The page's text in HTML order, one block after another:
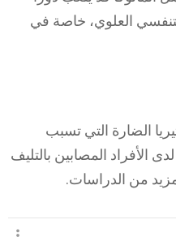
العلوي، خاصة في
الضارة التي تسبب
الأفراد المصابين بالتليف
من الدراسات.